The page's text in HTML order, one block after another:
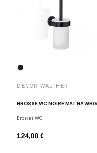
DECOR WALTHER
BROSSE WC NOIRE MAT BA WBG
Brosses WC
124,00 €